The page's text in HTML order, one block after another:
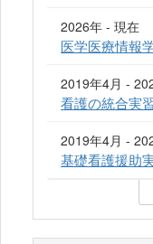
2026年 - 現在
医学医療情報
2019年4月 -
看護の統合実
2019年4月 -
基礎看護援助